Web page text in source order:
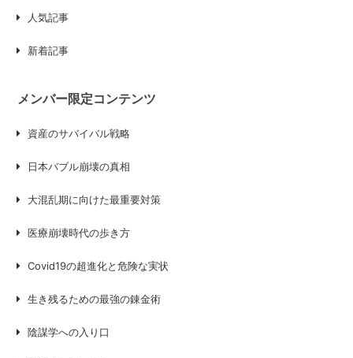
人気記事
新着記事
メンバー限定コンテンツ
資産のサバイバル戦略
日本バブル崩壊の真相
大混乱期に向けた最重要対策
医療崩壊時代の歩き方
Covid19の超進化と危険な実状
生き残るための最強の錬金術
陰謀学への入り口